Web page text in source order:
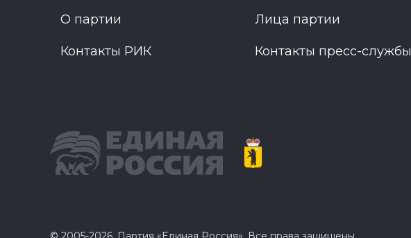
О партии Лица партии
Контакты РИК Контакты пресс-службы